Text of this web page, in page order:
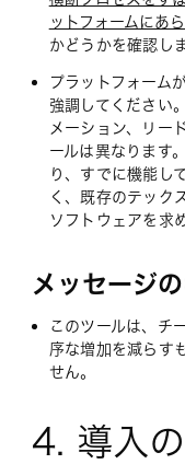
ットフォームにあ
かどうかを確認し
プラットフォーム
強調してください
メーション、リー
ールは異なります
り、すでに機能し
く、既存のテック
ソフトウェアを求
メッセージ
このツールは、チ
序な増加を減らす
せん。
4. 導入